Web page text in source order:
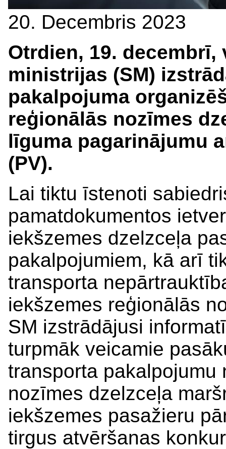
20. Decembris 2023
Otrdien, 19.
ministrijas (SM)
pakalpojuma
reģionālās nozīmes
līguma pagarinājumu
(PV).
Lai tiktu īstenoti
pamatdokumentos
iekšzemes dzelzceļa
pakalpojumiem, kā arī
transporta
iekšzemes reģionālās
SM izstrādājusi
turpmāk veicamie
transporta pakalpojumu
nozīmes dzelzceļa
iekšzemes pasažieru
tirgus atvēršanas